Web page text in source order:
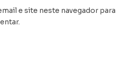
e site neste navegador para